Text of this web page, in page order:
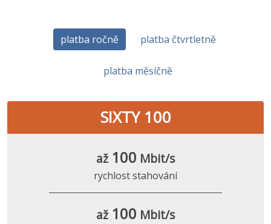
platba ročně platba čtvrtletně
platba měsíčně
SIXTY 100
až 100 Mbit/s
rychlost stahování
až 100 Mbit/s